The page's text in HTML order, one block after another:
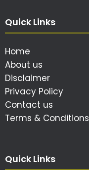
Quick Links
Home
About us
Disclaimer
Privacy Policy
Contact us
Terms & Conditions
Quick Links